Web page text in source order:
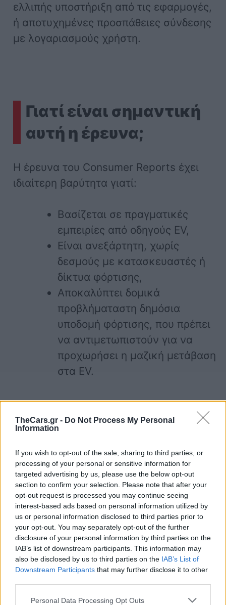
TheCars.gr - Do Not Process My Personal
Information
If you wish to opt-out of the sale, sharing to third parties, or
processing of your personal or sensitive information for
targeted advertising by us, please use the below opt-out
section to confirm your selection. Please note that after your
opt-out request is processed you may continue seeing
interest-based ads based on personal information utilized by
us or personal information disclosed to third parties prior to
your opt-out. You may separately opt-out of the further
disclosure of your personal information by third parties on the
IAB’s list of downstream participants. This information may
also be disclosed by us to third parties on the IAB’s List of
Downstream Participants that may further disclose it to other
Personal Data Processing Opt Outs
ελλιπής υποστήριξη από τις εφαρμογές,
ή αποτυχημένες προσπάθειες σύνδεσης
με λογαριασμούς χρήστη.
Γιατί είναι σημαντική
αυτή η έρευνα;
Η έρευνα του Consumer Reports έχει
ιδιαίτερη βαρύτητα γιατί:
Βασίζεται σε πραγματικές
εμπειρίες από οδηγούς EV,
Είναι ανεξάρτητη, χωρίς
δεσμούς με κατασκευαστές ή
δίκτυα φόρτισης,
Αποκαλύπτει δομικά
προβλήματαστη δημόσια
υποδομή φόρτισης, που πρέπει
να αντιμετωπιστούν για να
προχωρήσει η μαζική μετάβαση
στα EV.
ηλεκτρικά
Δείτε επίσης